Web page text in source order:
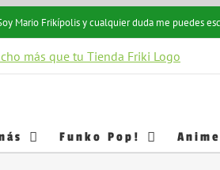
Mario Frikípolis y cualquier duda me puedes
Funko Pop! Anime